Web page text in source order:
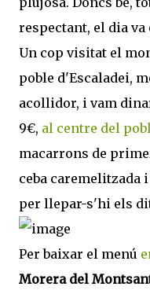
respectant, el dia
Un cop visitat el
poble d'Escaladei,
acollidor, i vam
9€, al centre del
macarrons de
ceba caremelitzada
per llepar-s'hi els
Per baixar el menú
Morera del